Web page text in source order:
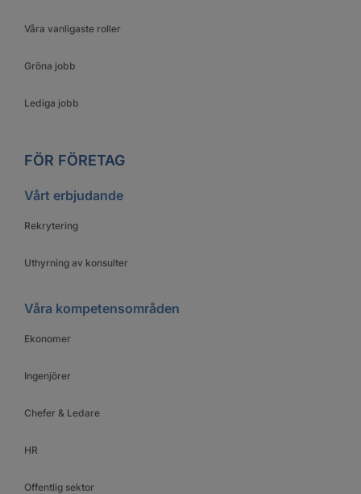
Våra vanligaste roller
Gröna jobb
Lediga jobb
FÖR FÖRETAG
Vårt erbjudande
Rekrytering
Uthyrning av konsulter
Våra kompetensområden
Ekonomer
Ingenjörer
Chefer & Ledare
HR
Offentlig sektor